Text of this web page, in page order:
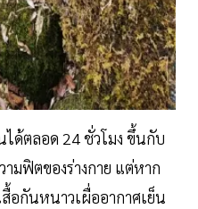
ด้ตลอด 24 ชั่วโมง ขึ้นกับ
มฟิตของร่างกาย แต่หาก
อกันหนาวเผื่ออากาศเย็น